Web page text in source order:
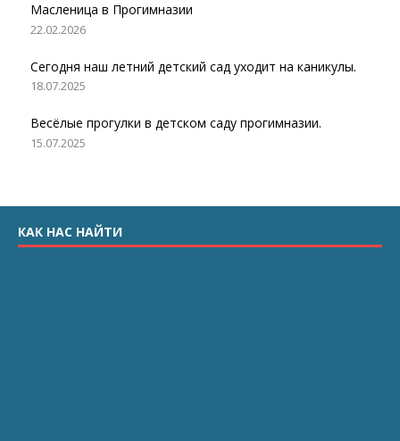
Масленица в Прогимназии
22.02.2026
Сегодня наш летний детский сад уходит на каникулы.
18.07.2025
Весёлые прогулки в детском саду прогимназии.
15.07.2025
КАК НАС НАЙТИ